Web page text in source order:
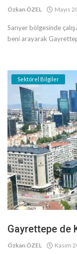
Özkan ÖZEL Mayıs
Sarıyer bölgesinde
beni arayarak
Sektörel Bilgiler
Gayrettepe de
Özkan ÖZEL Kasım